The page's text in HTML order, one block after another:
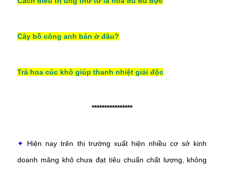
Cây bồ công anh bán ở đâu?
Trà hoa cúc khô giúp thanh nhiệt giải độc
****************
✦ Hiện nay trên thị trường xuất hiện nhiều cơ sở kinh
doanh măng khô chưa đạt tiêu chuẩn chất lượng, không